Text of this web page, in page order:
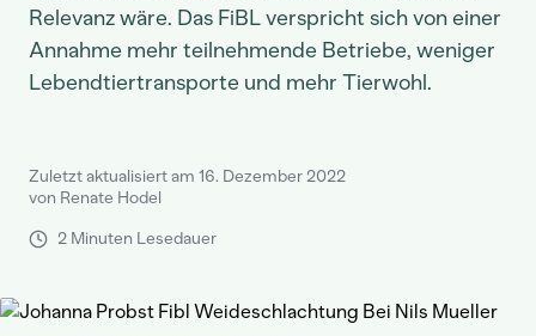
Relevanz wäre. Das FiBL verspricht sich von einer
Annahme mehr teilnehmende Betriebe, weniger
Lebendtiertransporte und mehr Tierwohl.
Zuletzt aktualisiert am 16. Dezember 2022
von Renate Hodel
2 Minuten Lesedauer